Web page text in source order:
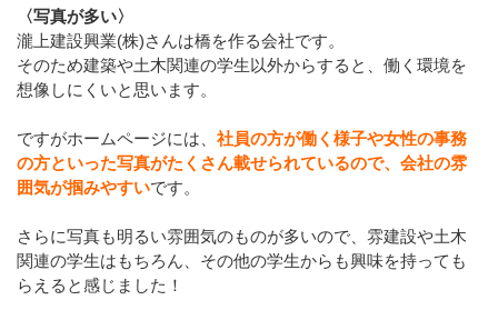
〈写真が多い〉
瀧上建設興業(株)さんは橋を作る会社です。
そのため建築や土木関連の学生以外からすると、働く環境を
想像しにくいと思います。
ですがホームページには、 社員の方が働く様子や女性の事務
の方といった写真がたくさん載せられているので、会社の雰
囲気が掴みやすいです。
さらに写真も明るい雰囲気のものが多いので、雰建設や土木
関連の学生はもちろん、その他の学生からも興味を持っても
らえると感じました！